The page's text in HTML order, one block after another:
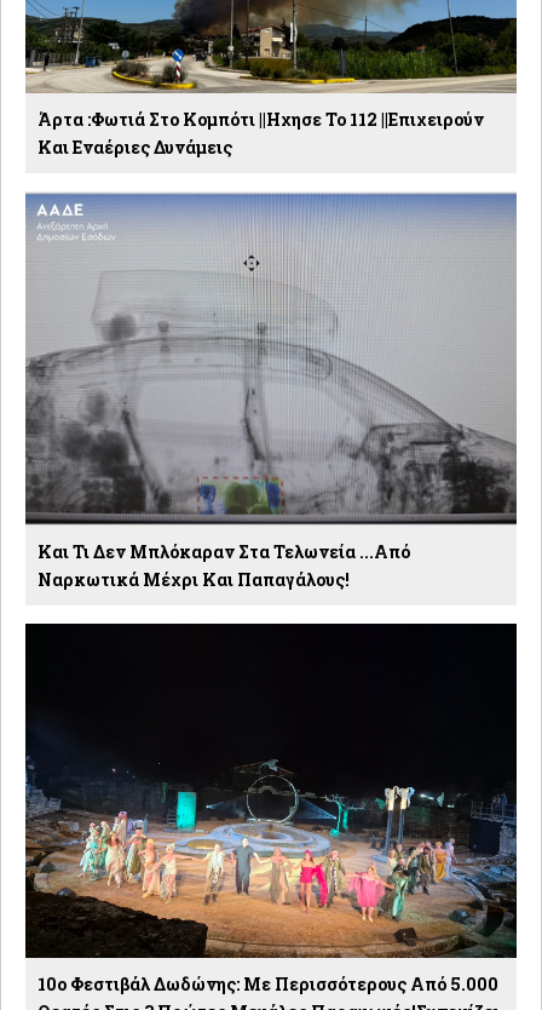
Άρτα :Φωτιά Στο Κομπότι ||Ηχησε Το 112 ||Επιχειρούν
Και Εναέριες Δυνάμεις
Και Τι Δεν Μπλόκαραν Στα Τελωνεία ...Από
Ναρκωτικά Μέχρι Και Παπαγάλους!
10ο Φεστιβάλ Δωδώνης: Με Περισσότερους Από 5.000